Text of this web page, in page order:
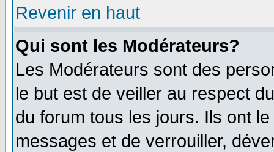
Revenir en haut
Qui sont les Modérateurs?
Les Modérateurs sont des
le but est de veiller au respect
du forum tous les jours. Ils ont
messages et de verrouiller,